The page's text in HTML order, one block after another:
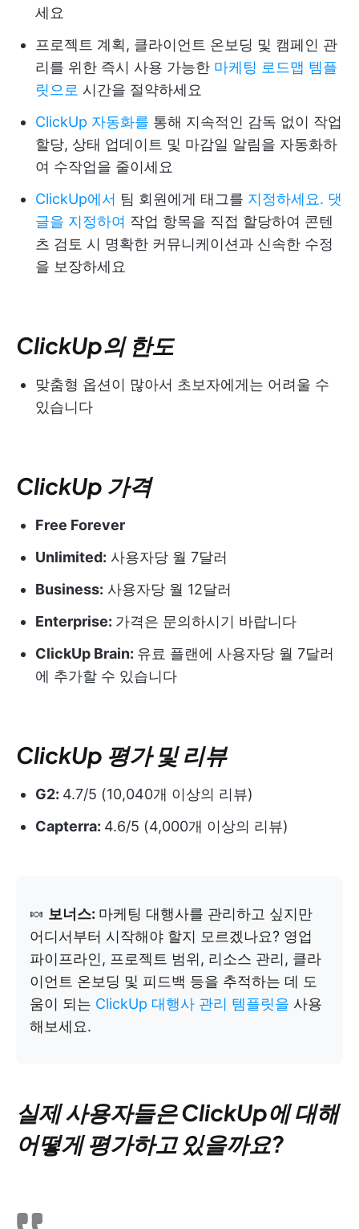
세요
프로젝트 계획, 클라이언트 온보딩 및 캠페인 관
리를 위한 즉시 사용 가능한 마케팅 로드맵 템플
릿으로 시간을 절약하세요
ClickUp 자동화를 통해 지속적인 감독 없이 작업
할당, 상태 업데이트 및 마감일 알림을 자동화하
여 수작업을 줄이세요
ClickUp에서 팀 회원에게 태그를 지정하세요. 댓
글을 지정하여 작업 항목을 직접 할당하여 콘텐
츠 검토 시 명확한 커뮤니케이션과 신속한 수정
을 보장하세요
ClickUp의 한도
맞춤형 옵션이 많아서 초보자에게는 어려울 수
있습니다
ClickUp 가격
Free Forever
Unlimited: 사용자당 월 7달러
Business: 사용자당 월 12달러
Enterprise: 가격은 문의하시기 바랍니다
ClickUp Brain: 유료 플랜에 사용자당 월 7달러
에 추가할 수 있습니다
ClickUp 평가 및 리뷰
G2: 4.7/5 (10,040개 이상의 리뷰)
Capterra: 4.6/5 (4,000개 이상의 리뷰)
🍬 보너스: 마케팅 대행사를 관리하고 싶지만
어디서부터 시작해야 할지 모르겠나요? 영업
파이프라인, 프로젝트 범위, 리소스 관리, 클라
이언트 온보딩 및 피드백 등을 추적하는 데 도
움이 되는 ClickUp 대행사 관리 템플릿을 사용
해보세요.
실제 사용자들은 ClickUp에 대해
어떻게 평가하고 있을까요?